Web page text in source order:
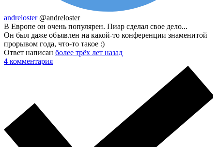
andreloster @andreloster
В Европе он очень популярен. Пиар сделал свое дело...
Он был даже объявлен на какой-то конференции знаменитой
прорывом года, что-то такое :)
Ответ написан более трёх лет назад
4 комментария